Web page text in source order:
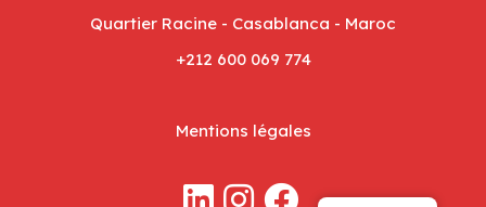
Quartier Racine - Casablanca - Maroc
+212 600 069 774
Mentions légales